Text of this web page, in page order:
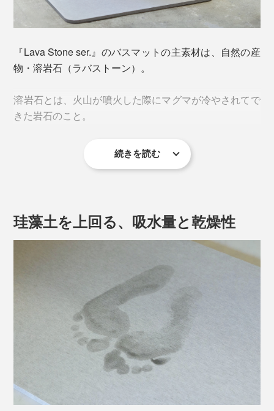
『Lava Stone ser.』のバスマットの主素材は、自然の産
物・溶岩石（ラバストーン）。
溶岩石とは、火山が噴火した際にマグマが冷やされてで
きた岩石のこと。
顕微鏡でのぞくとスポンジのよう。圧力の減少で水分な
この多孔質構造に目をつけ、バスマットに応用したのが
『Lava Stone ser.』。
溶岩石をパウダー状にし、パルプなどの植物繊維をブレ
続きを読む
珪藻土を上回る、吸水量と乾燥性